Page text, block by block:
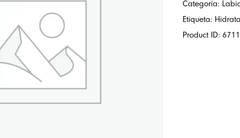
Categoría:
Etiqueta:
Product ID: